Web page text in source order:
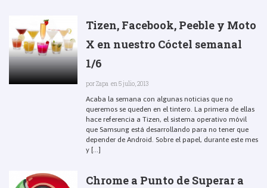
Tizen, Facebook, Peeble y Moto
X en nuestro Cóctel semanal
1/6
porZapa en 5 julio, 2013
Acaba la semana con algunas noticias que no
queremos se queden en el tintero. La primera de ellas
hace referencia a Tizen, el sistema operativo móvil
que Samsung está desarrollando para no tener que
depender de Android. Sobre el papel, durante este mes
y [...]
Chrome a Punto de Superar a